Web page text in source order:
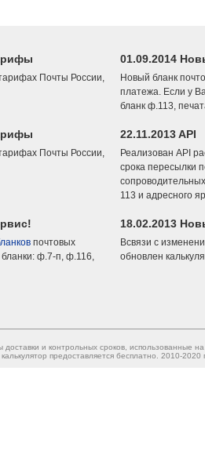
Почты России,
01.09.2014
Новый бланк
платежа. Если у
бланк ф.113,
Почты России,
22.11.2013 API
Реализован API
срока пересылки
113 и адресного
почтовых
ф.7-п, ф.116,
18.02.2013
Всвязи с
обновлен
и контрольных сроков, использованные
предоставляется бесплатно. 2010-2020